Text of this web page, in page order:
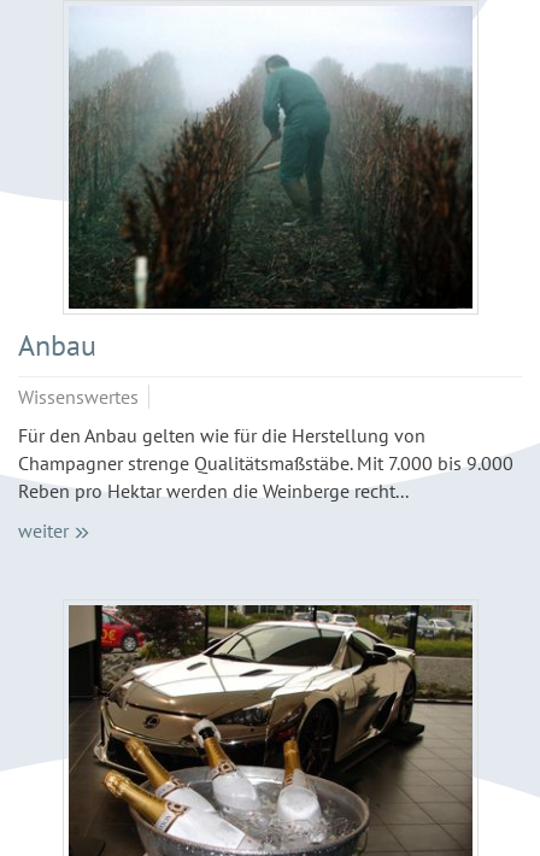
Anbau
Wissenswertes
Für den Anbau gelten wie für die Herstellung von
Champagner strenge Qualitätsmaßstäbe. Mit 7.000 bis 9.000
Reben pro Hektar werden die Weinberge recht...
weiter